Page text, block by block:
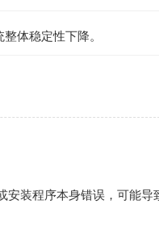
体稳定性下降。
安装程序本身错误，可能导